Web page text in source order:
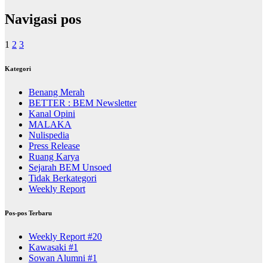
Navigasi pos
1 2 3
Kategori
Benang Merah
BETTER : BEM Newsletter
Kanal Opini
MALAKA
Nulispedia
Press Release
Ruang Karya
Sejarah BEM Unsoed
Tidak Berkategori
Weekly Report
Pos-pos Terbaru
Weekly Report #20
Kawasaki #1
Sowan Alumni #1